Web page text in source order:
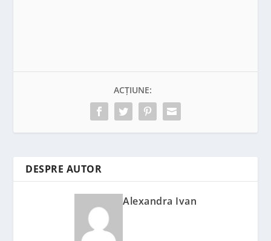
ACȚIUNE:
DESPRE AUTOR
Alexandra Ivan